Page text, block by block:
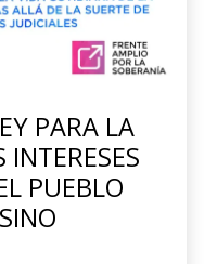
PARA LA
INTERESES
PUEBLO